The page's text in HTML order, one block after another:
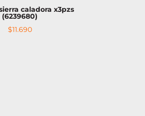
caladora x3pzs
(6239680)
$11.690